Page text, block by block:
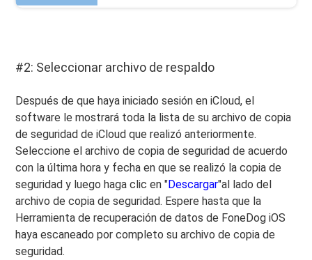
#2: Seleccionar archivo de respaldo
Después de que haya iniciado sesión en iCloud, el
software le mostrará toda la lista de su archivo de copia
de seguridad de iCloud que realizó anteriormente.
Seleccione el archivo de copia de seguridad de acuerdo
con la última hora y fecha en que se realizó la copia de
seguridad y luego haga clic en "Descargar"al lado del
archivo de copia de seguridad. Espere hasta que la
Herramienta de recuperación de datos de FoneDog iOS
haya escaneado por completo su archivo de copia de
seguridad.